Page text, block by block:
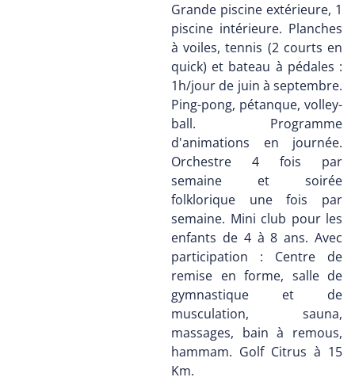
Grande piscine extérieure, 1
piscine intérieure. Planches
à voiles, tennis (2 courts en
quick) et bateau à pédales :
1h/jour de juin à septembre.
Ping-pong, pétanque, volley-
ball. Programme
d'animations en journée.
Orchestre 4 fois par
semaine et soirée
folklorique une fois par
semaine. Mini club pour les
enfants de 4 à 8 ans. Avec
participation : Centre de
remise en forme, salle de
gymnastique et de
musculation, sauna,
massages, bain à remous,
hammam. Golf Citrus à 15
Km.